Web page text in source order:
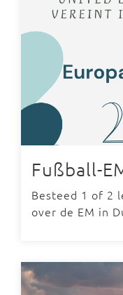
Fußball-
Besteed 1 of 2
over de EM in